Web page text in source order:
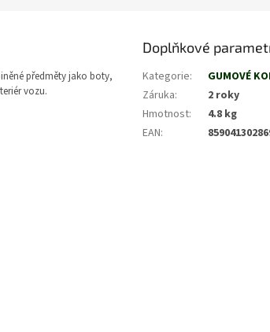
předměty jako boty,
vozu.
Doplňkové
Kategorie:
GUMOVÉ
Záruka:
2 roky
Hmotnost:
4.8 kg
EAN: